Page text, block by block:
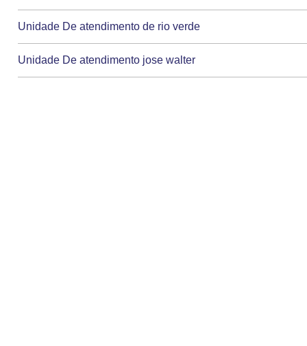
Unidade De atendimento de rio verde
Unidade De atendimento jose walter